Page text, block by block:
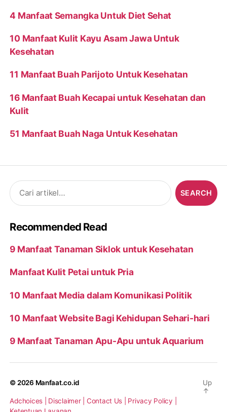
4 Manfaat Semangka Untuk Diet Sehat
10 Manfaat Kulit Kayu Asam Jawa Untuk
Kesehatan
11 Manfaat Buah Parijoto Untuk Kesehatan
16 Manfaat Buah Kecapai untuk Kesehatan dan
Kulit
51 Manfaat Buah Naga Untuk Kesehatan
Search
for:
Recommended Read
9 Manfaat Tanaman Siklok untuk Kesehatan
Manfaat Kulit Petai untuk Pria
10 Manfaat Media dalam Komunikasi Politik
10 Manfaat Website Bagi Kehidupan Sehari-hari
9 Manfaat Tanaman Apu-Apu untuk Aquarium
© 2026 Manfaat.co.id
Adchoices | Disclaimer | Contact Us | Privacy Policy |
Up
↑